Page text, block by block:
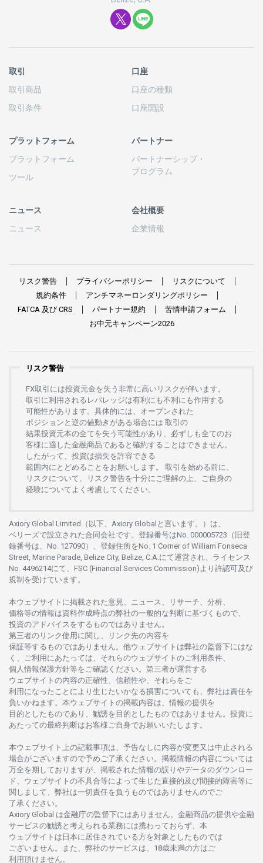
取引
取引商品
取引条件
口座
口座の種類
口座開設
プラットフォーム
プラットフォーム
ツール
パートナー
パートナーシップ・
プログラム
ニュース
ニュース
会社概要
企業情報
リスク警告 プライバシーポリシー
リスクについて
規約条件
アンチマネーロンダリングポリシー
FATCA 及び CRS パートナー規約 苦情申請フォーム
お中元キャンペーン2026
リスク警告
FX取引には投資元金を失う 非常に高い リスクが伴います。
取引に利用さ れる レバレッジは有利にも不利にも作用する
可能性があります。 具体的には、 オープンさ れた
ポジションと 逆の値動きがある場合には 取引の
結果投資元本の全てを失う 可能性があり、 必ずしも全てのお
客様に適した金融商品であると 確約することはできません。
したがって、 投資は損失を許容できる
範囲内にとどめることをお願いします。 取引を始める前に、
リスクについて、
リスク警告を十分にご理解の上、 ご自身の
経験についてよく 考慮してください。
Axiory Global Limited（以下、Axiory Globalと言います。）は、
ベリーズで設立さ れた合同会社です。 登録番号はNo. 000005723（旧登
録番号は、No. 127090）、 登録住所をNo. 1 Corner of William Fonseca
Street, Marine Parade, Belize City, Belize, C.A.にて運営さ れ、 ライセンス
No. 4496214にて、FSC (Financial Services Commission)より 許認可及び
規制を受けています。
本ウェブサイトに掲載さ れた意見、ニュース、リサーチ、分析、
価格等の情報は資料作成時点の弊社の一般的な判断に基づくもので、
投資のアドバイスをするものではありません。
第三者の リンク使用に関し、 リンク先の内容を
保証等するものではありません。 他ウェブサイトは弊社の監督下にはな
く、 ご利用にあたっては、 それらのウェブサイトのご利用条件、
個人情報保護方針等をご確認ください。 第三者が運営する
ウェブサイトの内容の正確性、信頼性や、それらをご
利用になったことにより 生じたいかなる損害についても、 弊社は責任を
負いかねます。 本ウェブサイトの掲載内容は、 情報の提供を
目的としたものであり、 勧誘を 目的としたものではありません。 投資に
あたっての最終判断はお客様ご自身でお願いいたします。
本ウェブサイト 上の記載事項は、 予告なしに内容が変更又は中止さ れる
場合がございますので予めご了承ください。 掲載情報の内容については
万全を期しておりますが、 掲載さ れた情報の誤りやデータのダウンロー
ド、 ウェブサイトの不具合等によって生じた 直接的及び間接的障害等に
関し まして、 弊社は一切責任を負うものではありませんのでご
了承ください。
Axiory Global は金融庁の監督下にはありません。 金融商品の提供や金融
サービスの勧誘と 考えられる業務には携わっておらず、 本
ウェブサイトは 日本に居住さ れている方を対象としたものでは
ございません。
また、 弊社のサービスは、18歳未満の方はご
利用頂けません。